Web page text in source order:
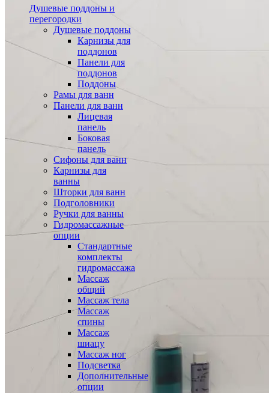
Душевые поддоны и
перегородки
Душевые поддоны
Карнизы для
поддонов
Панели для
поддонов
Поддоны
Рамы для ванн
Панели для ванн
Лицевая
панель
Боковая
панель
Сифоны для ванн
Карнизы для
ванны
Шторки для ванн
Подголовники
Ручки для ванны
Гидромассажные
опции
Стандартные
комплекты
гидромассажа
Массаж
общий
Массаж тела
Массаж
спины
Массаж
шиацу
Массаж ног
Подсветка
Дополнительные
опции